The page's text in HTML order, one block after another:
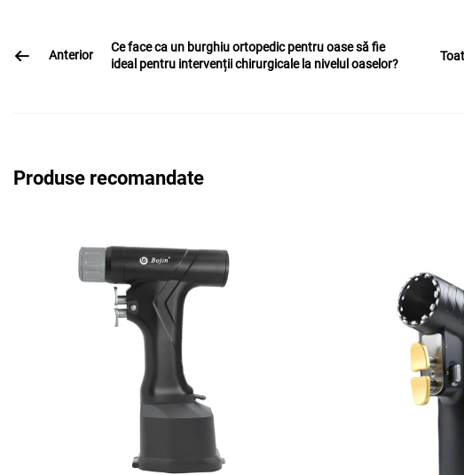
Anterior
Ce face ca un burghiu ortopedic pentru oase să fie
ideal pentru intervenții chirurgicale la nivelul oaselor?
Produse recomandate